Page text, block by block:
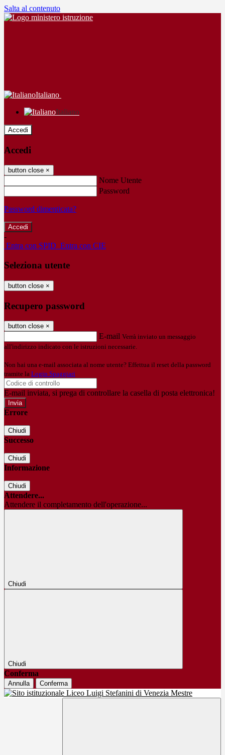
Salta al contenuto
Italiano
Italiano
Accedi
Accedi
button close ×
Nome Utente
Password
Password dimenticata?
-
Entra con SPID Entra con CIE
Seleziona utente
button close ×
Recupero password
button close ×
E-mail Verrà inviato un messaggio
all'indirizzo indicato con le istruzioni necessarie.
Non hai una e-mail associata al nome utente? Effettua il reset della password
tramite la Login Spaggiari
E-mail inviata, si prega di controllare la casella di posta elettronica!
Errore
Chiudi
Successo
Chiudi
Informazione
Chiudi
Attendere...
Attendere il completamento dell'operazione...
Chiudi
Chiudi
Conferma
Annulla Conferma